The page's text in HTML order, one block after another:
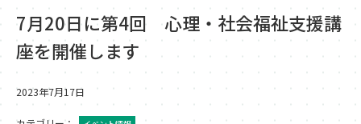
7月20日に第4回 心理・社会福祉支援講
座を開催します
2023年7月17日